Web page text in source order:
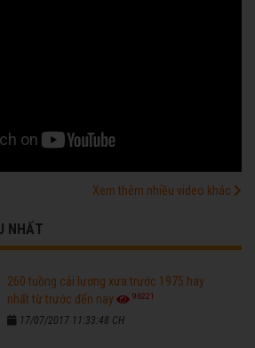
Xem thêm nhiều video khác
NHẤT
260 tuồng cải lương xưa trước 1975 hay
nhất từ trước đến nay
96221
17/07/2017 11:33:48 CH